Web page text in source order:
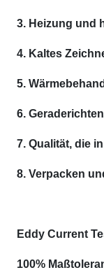
3. Heizung und
4. Kaltes
5.
6.
7. Qualität, die
8. Verpacken
Eddy Current
100%